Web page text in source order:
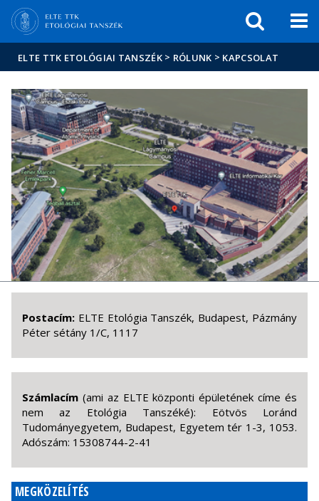
sajtóban
ELTE TTK ETOLÓGIAI TANSZÉK > RÓLUNK > KAPCSOLAT
Postacím: ELTE Etológia Tanszék, Budapest, Pázmány
Péter sétány 1/C, 1117
Számlacím (ami az ELTE központi épületének címe és
nem az Etológia Tanszéké): Eötvös Loránd
Tudományegyetem, Budapest, Egyetem tér 1-3, 1053.
Adószám: 15308744-2-41
MEGKÖZELÍTÉS